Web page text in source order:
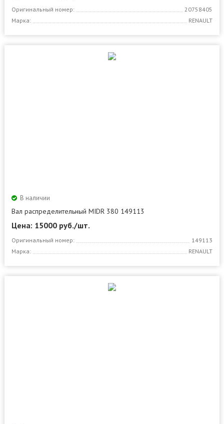
Оригинальный номер:
20758405
Марка:
RENAULT
В наличии
Вал распределительный MIDR 380 149113
Цена: 15000 руб./шт.
Оригинальный номер:
149113
Марка:
RENAULT